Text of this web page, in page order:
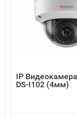
IP
DS-I102 (4мм)